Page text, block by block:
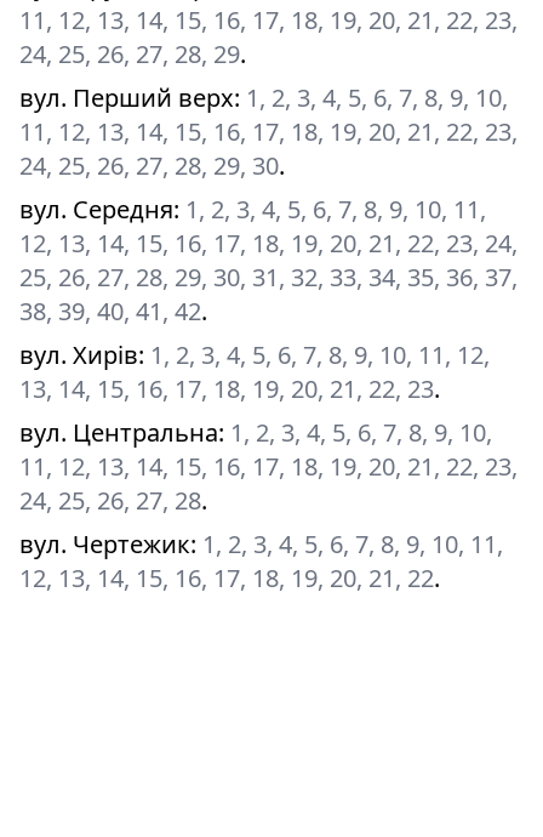
11, 12, 13, 14, 15, 16, 17, 18, 19, 20, 21, 22, 23,
24, 25, 26, 27, 28, 29.
вул. Перший верх: 1, 2, 3, 4, 5, 6, 7, 8, 9, 10,
11, 12, 13, 14, 15, 16, 17, 18, 19, 20, 21, 22, 23,
24, 25, 26, 27, 28, 29, 30.
вул. Середня: 1, 2, 3, 4, 5, 6, 7, 8, 9, 10, 11,
12, 13, 14, 15, 16, 17, 18, 19, 20, 21, 22, 23, 24,
25, 26, 27, 28, 29, 30, 31, 32, 33, 34, 35, 36, 37,
38, 39, 40, 41, 42.
вул. Хирів: 1, 2, 3, 4, 5, 6, 7, 8, 9, 10, 11, 12,
13, 14, 15, 16, 17, 18, 19, 20, 21, 22, 23.
вул. Центральна: 1, 2, 3, 4, 5, 6, 7, 8, 9, 10,
11, 12, 13, 14, 15, 16, 17, 18, 19, 20, 21, 22, 23,
24, 25, 26, 27, 28.
вул. Чертежик: 1, 2, 3, 4, 5, 6, 7, 8, 9, 10, 11,
12, 13, 14, 15, 16, 17, 18, 19, 20, 21, 22.